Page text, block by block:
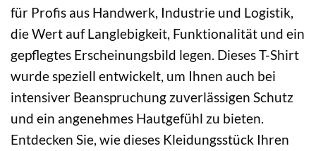
für Profis aus Handwerk, Industrie und Logistik,
die Wert auf Langlebigkeit, Funktionalität und ein
gepflegtes Erscheinungsbild legen. Dieses T-Shirt
wurde speziell entwickelt, um Ihnen auch bei
intensiver Beanspruchung zuverlässigen Schutz
und ein angenehmes Hautgefühl zu bieten.
Entdecken Sie, wie dieses Kleidungsstück Ihren